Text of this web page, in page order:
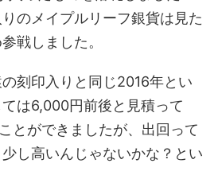
のメイプルリーフ銀貨は見た
戦しました。
刻印入りと同じ2016年とい
は6,000円前後と見積って
とができましたが、出回って
し高いんじゃないかな？とい